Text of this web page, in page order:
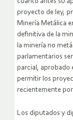
proyecto de ley,
Minería Metálica
definitiva de la
la minería no
parlamentarios
parcial, aprobado
permitir los
recientemente
Los diputados y